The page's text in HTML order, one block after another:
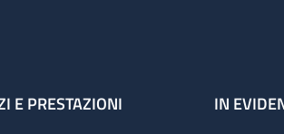
E PRESTAZIONI IN